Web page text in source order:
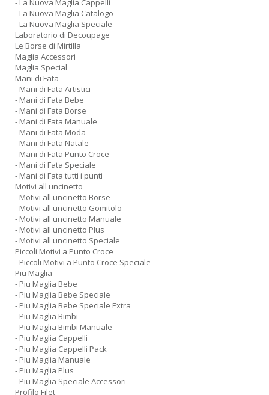
- La Nuova Maglia Cappelli
- La Nuova Maglia Catalogo
- La Nuova Maglia Speciale
Laboratorio di Decoupage
Le Borse di Mirtilla
Maglia Accessori
Maglia Special
Mani di Fata
- Mani di Fata Artistici
- Mani di Fata Bebe
- Mani di Fata Borse
- Mani di Fata Manuale
- Mani di Fata Moda
- Mani di Fata Natale
- Mani di Fata Punto Croce
- Mani di Fata Speciale
- Mani di Fata tutti i punti
Motivi all uncinetto
- Motivi all uncinetto Borse
- Motivi all uncinetto Gomitolo
- Motivi all uncinetto Manuale
- Motivi all uncinetto Plus
- Motivi all uncinetto Speciale
Piccoli Motivi a Punto Croce
- Piccoli Motivi a Punto Croce Speciale
Piu Maglia
- Piu Maglia Bebe
- Piu Maglia Bebe Speciale
- Piu Maglia Bebe Speciale Extra
- Piu Maglia Bimbi
- Piu Maglia Bimbi Manuale
- Piu Maglia Cappelli
- Piu Maglia Cappelli Pack
- Piu Maglia Manuale
- Piu Maglia Plus
- Piu Maglia Speciale Accessori
Profilo Filet